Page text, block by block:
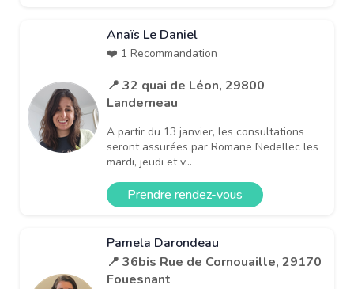
Anaïs Le Daniel
❤️ 1 Recommandation
📍 32 quai de Léon, 29800
Landerneau
A partir du 13 janvier, les consultations
seront assurées par Romane Nedellec les
mardi, jeudi et v...
Prendre rendez-vous
Pamela Darondeau
📍 36bis Rue de Cornouaille, 29170
Fouesnant